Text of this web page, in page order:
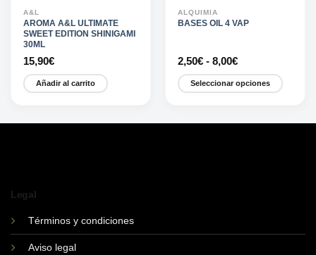
A&L
AROMA A&L ULTIMATE
SWEET EDITION SHINIGAMI
30ML
15,90€
Añadir al carrito
ALQUIMIA
BASES OIL 4 VAP
2,50€ - 8,00€Rango
precios:
desde
Seleccionar opciones
elegir
Legal
Términos y condiciones
Aviso legal